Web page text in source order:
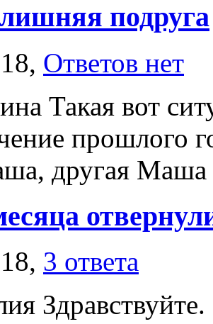
подруга
Ответов нет
Такая вот
прошлого
другая
3 ответа
Здравствуйте.